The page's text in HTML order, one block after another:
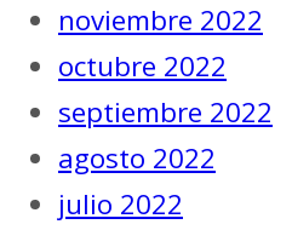
noviembre 2022
octubre 2022
septiembre 2022
agosto 2022
julio 2022